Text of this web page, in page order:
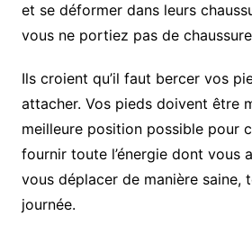
et se déformer dans leurs
vous ne portiez pas de
Ils croient qu’il faut bercer vos
attacher. Vos pieds doivent être
meilleure position possible pour
fournir toute l’énergie dont vous
vous déplacer de manière saine,
journée.